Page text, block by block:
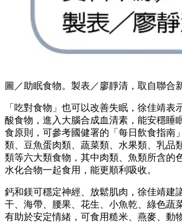
圖／助眠食物。製表／廖靜清，取自聯合
「吃對食物」也可以改善失眠，徐佳靖表
酸食物，進入大腦合成血清素，能安穩睡
食原則，可參考國健署的「每日飲食指南
類、豆魚蛋肉類、蔬菜類、水果類、乳品
類等六大類食物，其中肉類、魚類所含的
水化合物一起食用，能更順利吸收。
鈣和鎂可穩定神經、放鬆肌肉，徐佳靖建
干、海帶、腰果、花生、小魚乾、綠色蔬
有助於安定情緒，可食用糙米、燕麥、動